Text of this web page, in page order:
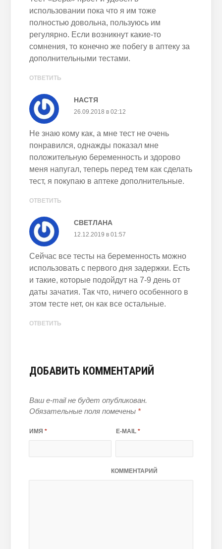
использовании пока что я им тоже
полностью довольна, пользуюсь им
регулярно. Если возникнут какие-то
сомнения, то конечно же побегу в аптеку за
дополнительными тестами.
ОТВЕТИТЬ
НАСТЯ
26.09.2018 в 02:12
Не знаю кому как, а мне тест не очень
понравился, однажды показал мне
положительную беременность и здорово
меня напугал, теперь перед тем как сделать
тест, я покупаю в аптеке дополнительные.
ОТВЕТИТЬ
СВЕТЛАНА
12.12.2019 в 01:57
Сейчас все тесты на беременность можно
использовать с первого дня задержки. Есть
и такие, которые подойдут на 7-9 день от
даты зачатия. Так что, ничего особенного в
этом тесте нет, он как все остальные.
ОТВЕТИТЬ
ДОБАВИТЬ КОММЕНТАРИЙ
Ваш e-mail не будет опубликован.
Обязательные поля помечены *
ИМЯ * E-MAIL *
КОММЕНТАРИЙ